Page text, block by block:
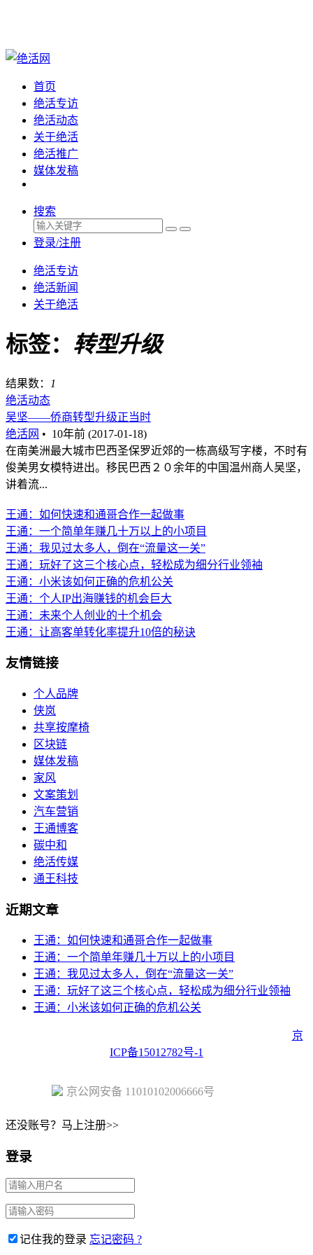
首页
绝活专访
绝活动态
关于绝活
绝活推广
媒体发稿
搜索
登录/注册
绝活专访
绝活新闻
关于绝活
标签： 转型升级
结果数：
1
绝活动态
吴坚——侨商转型升级正当时
绝活网 • 10年前 (2017-01-18)
在南美洲最大城市巴西圣保罗近郊的一栋高级写字楼，不时有
俊美男女模特进出。移民巴西２０余年的中国温州商人吴坚，
讲着流...
王通：如何快速和通哥合作一起做事
王通：一个简单年赚几十万以上的小项目
王通：我见过太多人，倒在“流量这一关”
王通：玩好了这三个核心点，轻松成为细分行业领袖
王通：小米该如何正确的危机公关
王通：个人IP出海赚钱的机会巨大
王通：未来个人创业的十个机会
王通：让高客单转化率提升10倍的秘诀
友情链接
个人品牌
侠岚
共享按摩椅
区块链
媒体发稿
家风
文案策划
汽车营销
王通博客
碳中和
绝活传媒
通王科技
近期文章
王通：如何快速和通哥合作一起做事
王通：一个简单年赚几十万以上的小项目
王通：我见过太多人，倒在“流量这一关”
王通：玩好了这三个核心点，轻松成为细分行业领袖
王通：小米该如何正确的危机公关
京
ICP备15012782号-1
京公网安备 11010102006666号
还没账号？马上注册>>
登录
记住我的登录 忘记密码 ?